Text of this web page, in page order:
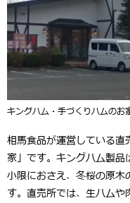
キングハム・手づくりハムのお
相馬食品が運営している
家」です。キングハム製
小限におさえ、冬桜の原木
す。直売所では、生ハム